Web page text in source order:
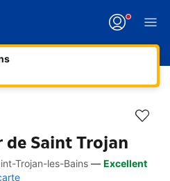
de Saint Trojan
Trojan-les-Bains — Excellent